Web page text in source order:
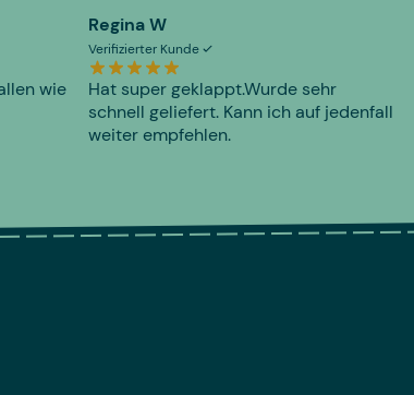
wie
Regina W
Verifizierter Kunde
Hat super geklappt.Wurde sehr
schnell geliefert. Kann ich auf jedenfall
weiter empfehlen.